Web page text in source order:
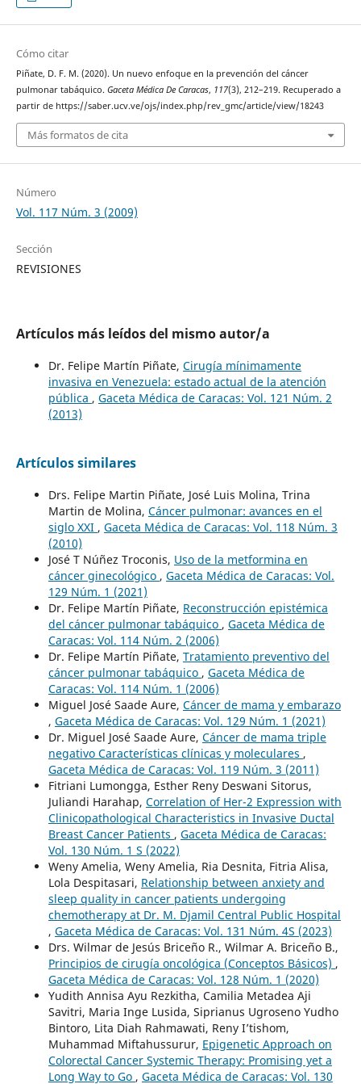
Cómo citar
Piñate, D. F. M. (2020). Un nuevo enfoque en la prevención del cáncer
pulmonar tabáquico. Gaceta Médica De Caracas, 117(3), 212–219. Recuperado a
partir de https://saber.ucv.ve/ojs/index.php/rev_gmc/article/view/18243
Más formatos de cita
Número
Vol. 117 Núm. 3 (2009)
Sección
REVISIONES
Artículos más leídos del mismo autor/a
Dr. Felipe Martín Piñate, Cirugía mínimamente
invasiva en Venezuela: estado actual de la atención
pública , Gaceta Médica de Caracas: Vol. 121 Núm. 2
(2013)
Artículos similares
Drs. Felipe Martin Piñate, José Luis Molina, Trina
Martin de Molina, Cáncer pulmonar: avances en el
siglo XXI , Gaceta Médica de Caracas: Vol. 118 Núm. 3
(2010)
José T Núñez Troconis, Uso de la metformina en
cáncer ginecológico , Gaceta Médica de Caracas: Vol.
129 Núm. 1 (2021)
Dr. Felipe Martín Piñate, Reconstrucción epistémica
del cáncer pulmonar tabáquico , Gaceta Médica de
Caracas: Vol. 114 Núm. 2 (2006)
Dr. Felipe Martín Piñate, Tratamiento preventivo del
cáncer pulmonar tabáquico , Gaceta Médica de
Caracas: Vol. 114 Núm. 1 (2006)
Miguel José Saade Aure, Cáncer de mama y embarazo
, Gaceta Médica de Caracas: Vol. 129 Núm. 1 (2021)
Dr. Miguel José Saade Aure, Cáncer de mama triple
negativo Características clínicas y moleculares ,
Gaceta Médica de Caracas: Vol. 119 Núm. 3 (2011)
Fitriani Lumongga, Esther Reny Deswani Sitorus,
Juliandi Harahap, Correlation of Her-2 Expression with
Clinicopathological Characteristics in Invasive Ductal
Breast Cancer Patients , Gaceta Médica de Caracas:
Vol. 130 Núm. 1 S (2022)
Weny Amelia, Weny Amelia, Ria Desnita, Fitria Alisa,
Lola Despitasari, Relationship between anxiety and
sleep quality in cancer patients undergoing
chemotherapy at Dr. M. Djamil Central Public Hospital
, Gaceta Médica de Caracas: Vol. 131 Núm. 4S (2023)
Drs. Wilmar de Jesús Briceño R., Wilmar A. Briceño B.,
Principios de cirugía oncológica (Conceptos Básicos) ,
Gaceta Médica de Caracas: Vol. 128 Núm. 1 (2020)
Yudith Annisa Ayu Rezkitha, Camilia Metadea Aji
Savitri, Maria Inge Lusida, Siprianus Ugroseno Yudho
Bintoro, Lita Diah Rahmawati, Reny I’tishom,
Muhammad Miftahussurur, Epigenetic Approach on
Colorectal Cancer Systemic Therapy: Promising yet a
Long Way to Go , Gaceta Médica de Caracas: Vol. 130